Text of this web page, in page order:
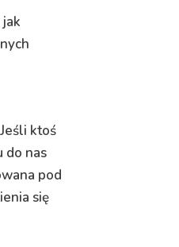
ktoś
do nas
pod
się